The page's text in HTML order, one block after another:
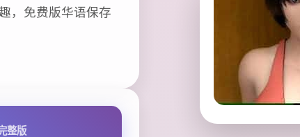
，免费版华语保存
整版